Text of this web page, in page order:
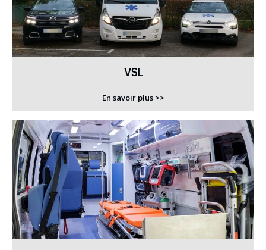
VSL
En savoir plus >>